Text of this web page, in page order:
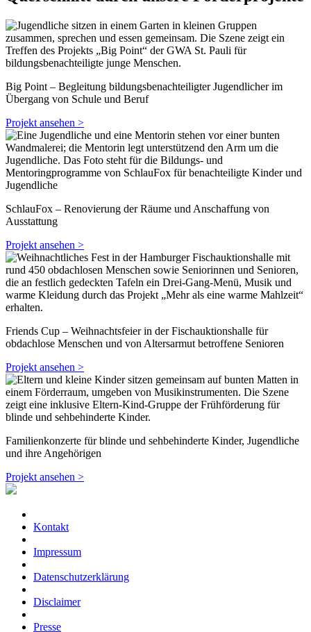
Big Point – Begleitung bildungsbenachteiligter Jugendlicher im
Übergang von Schule und Beruf
Projekt ansehen >
SchlauFox – Renovierung der Räume und Anschaffung von
Ausstattung
Projekt ansehen >
Friends Cup – Weihnachtsfeier in der Fischauktionshalle für
obdachlose Menschen und von Altersarmut betroffene Senioren
Projekt ansehen >
Familienkonzerte für blinde und sehbehinderte Kinder, Jugendliche
und ihre Angehörigen
Projekt ansehen >
Kontakt
Impressum
Datenschutzerklärung
Disclaimer
Presse